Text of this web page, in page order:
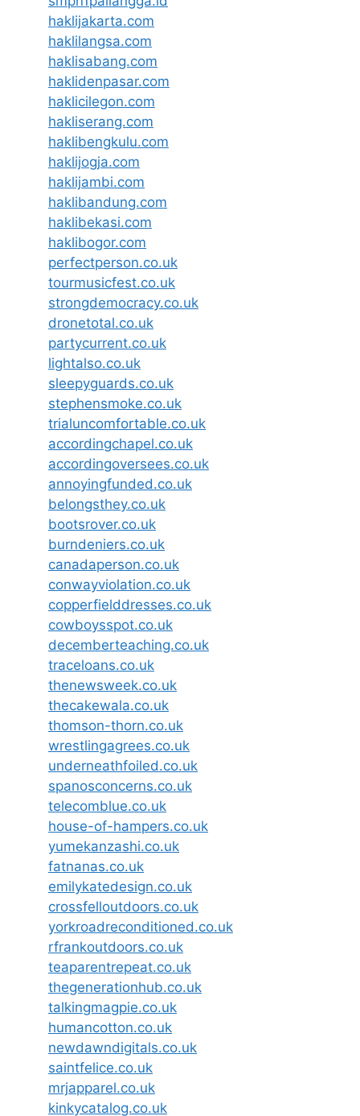
haklijakarta.com
haklilangsa.com
haklisabang.com
haklidenpasar.com
haklicilegon.com
hakliserang.com
haklibengkulu.com
haklijogja.com
haklijambi.com
haklibandung.com
haklibekasi.com
haklibogor.com
perfectperson.co.uk
tourmusicfest.co.uk
strongdemocracy.co.uk
dronetotal.co.uk
partycurrent.co.uk
lightalso.co.uk
sleepyguards.co.uk
stephensmoke.co.uk
trialuncomfortable.co.uk
accordingchapel.co.uk
accordingoversees.co.uk
annoyingfunded.co.uk
belongsthey.co.uk
bootsrover.co.uk
burndeniers.co.uk
canadaperson.co.uk
conwayviolation.co.uk
copperfielddresses.co.uk
cowboysspot.co.uk
decemberteaching.co.uk
traceloans.co.uk
thenewsweek.co.uk
thecakewala.co.uk
thomson-thorn.co.uk
wrestlingagrees.co.uk
underneathfoiled.co.uk
spanosconcerns.co.uk
telecomblue.co.uk
house-of-hampers.co.uk
yumekanzashi.co.uk
fatnanas.co.uk
emilykatedesign.co.uk
crossfelloutdoors.co.uk
yorkroadreconditioned.co.uk
rfrankoutdoors.co.uk
teaparentrepeat.co.uk
thegenerationhub.co.uk
talkingmagpie.co.uk
humancotton.co.uk
newdawndigitals.co.uk
saintfelice.co.uk
mrjapparel.co.uk
kinkycatalog.co.uk